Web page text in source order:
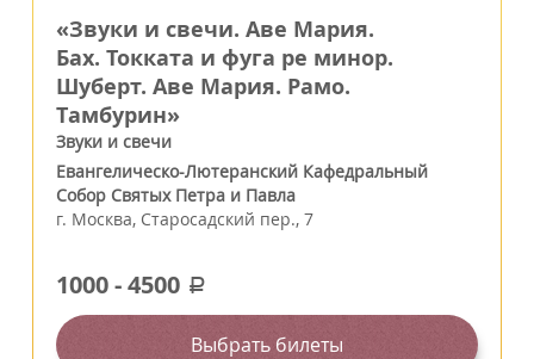
«Звуки и свечи. Аве Мария.
Бах. Токката и фуга ре минор.
Шуберт. Аве Мария. Рамо.
Тамбурин»
Звуки и свечи
Евангелическо-Лютеранский Кафедральный
Собор Святых Петра и Павла
г. Москва, Старосадский пер., 7
1000-4500 a
Выбрать билеты